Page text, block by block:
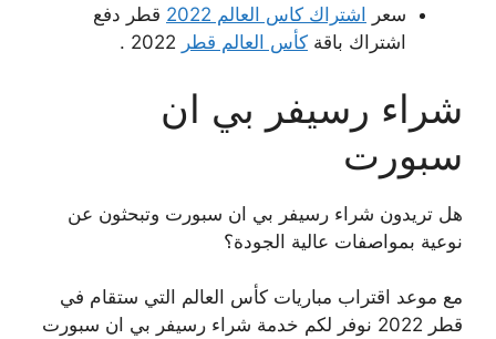
سعر
اشتراك كاس العالم 2022
قطر دفع
اشتراك باقة كأس العالم قطر
شراء رسيفر بي ان
سبورت
هل تريدون شراء رسيفر بي ان سبورت وتبحثون عن
نوعية بمواصفات عالية الجودة؟
مع موعد اقتراب مباريات كأس العالم التي ستقام في
قطر 2022 نوفر لكم خدمة شراء رسيفر بي ان سبورت